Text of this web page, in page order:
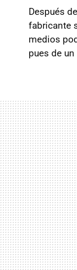
Después
fabricante
medios
pues de un